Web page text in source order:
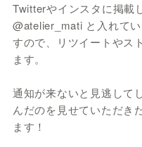
Twitterやインスタに掲載
@atelier_mati と入れて
すので、リツイートやス
ます。
通知が来ないと見逃して
んだのを見せていただき
ます！